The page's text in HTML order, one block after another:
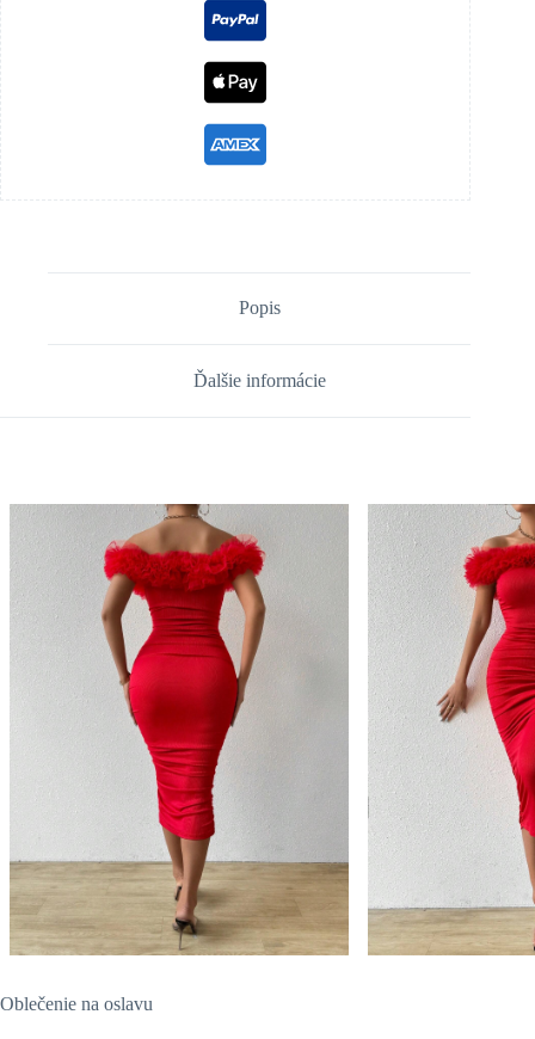
Popis
Ďalšie informácie
Oblečenie na oslavu